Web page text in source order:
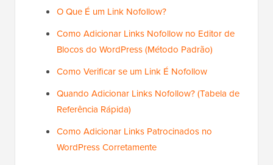
O Que É um Link Nofollow?
Como Adicionar Links Nofollow no Editor de
Blocos do WordPress (Método Padrão)
Como Verificar se um Link É Nofollow
Quando Adicionar Links Nofollow? (Tabela de
Referência Rápida)
Como Adicionar Links Patrocinados no
WordPress Corretamente